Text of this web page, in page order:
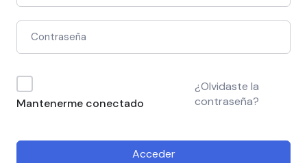
Mantenerme conectado
¿Olvidaste la
contraseña?
Acceder